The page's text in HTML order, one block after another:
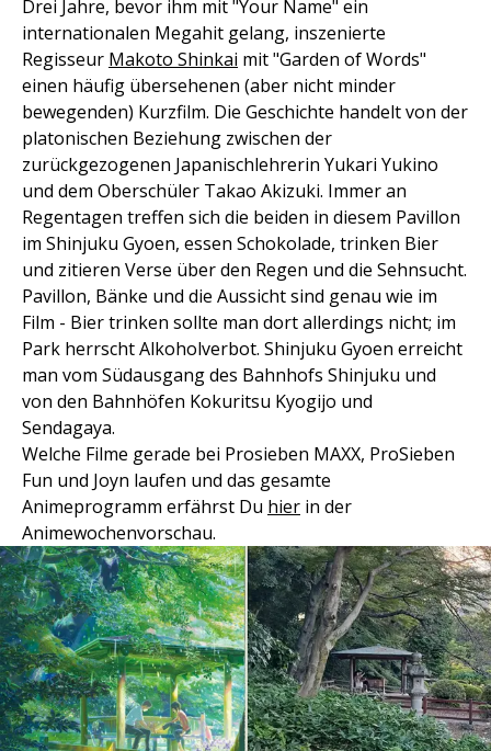
Drei Jahre, bevor ihm mit "Your Name" ein
internationalen Megahit gelang, inszenierte
Regisseur Makoto Shinkai mit "Garden of Words"
einen häufig übersehenen (aber nicht minder
bewegenden) Kurzfilm. Die Geschichte handelt von der
platonischen Beziehung zwischen der
zurückgezogenen Japanischlehrerin Yukari Yukino
und dem Oberschüler Takao Akizuki. Immer an
Regentagen treffen sich die beiden in diesem Pavillon
im Shinjuku Gyoen, essen Schokolade, trinken Bier
und zitieren Verse über den Regen und die Sehnsucht.
Pavillon, Bänke und die Aussicht sind genau wie im
Film - Bier trinken sollte man dort allerdings nicht; im
Park herrscht Alkoholverbot. Shinjuku Gyoen erreicht
man vom Südausgang des Bahnhofs Shinjuku und
von den Bahnhöfen Kokuritsu Kyogijo und
Sendagaya.
Welche Filme gerade bei Prosieben MAXX, ProSieben
Fun und Joyn laufen und das gesamte
Animeprogramm erfährst Du hier in der
Animewochenvorschau.